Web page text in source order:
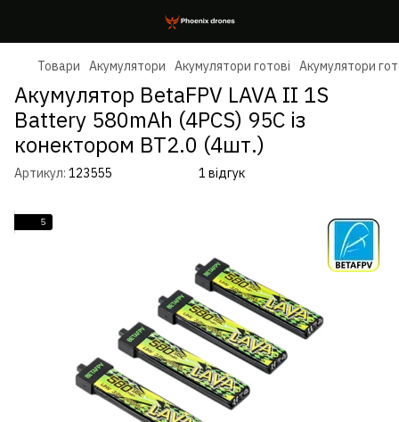
Товари Акумулятори Акумулятори готові Акумулятори
Акумулятор BetaFPV LAVA II 1S
Battery 580mAh (4PCS) 95C із
конектором BT2.0 (4шт.)
Артикул: 123555 1 відгук
5